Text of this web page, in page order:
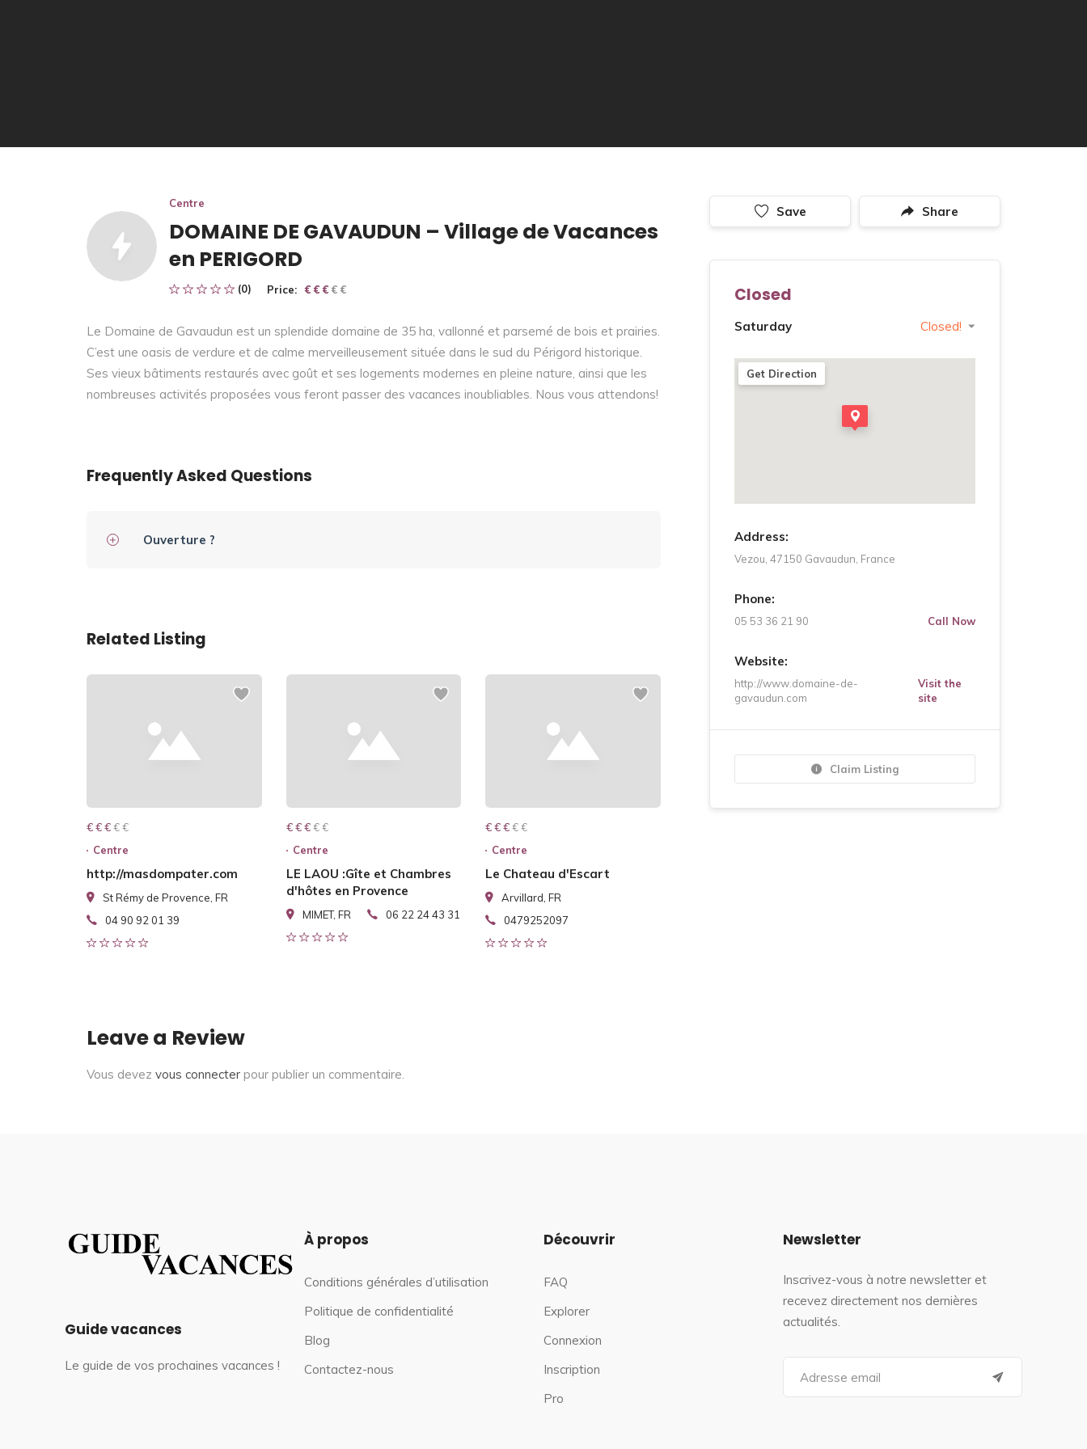
Centre
DOMAINE DE GAVAUDUN – Village de Vacances
en PERIGORD
(0) Price: € € € € €
€ € €
Le Domaine de Gavaudun est un splendide domaine de 35 ha, vallonné et parsemé de bois et prairies.
C’est une oasis de verdure et de calme merveilleusement située dans le sud du Périgord historique.
Ses vieux bâtiments restaurés avec goût et ses logements modernes en pleine nature, ainsi que les
nombreuses activités proposées vous feront passer des vacances inoubliables. Nous vous attendons!
Frequently Asked Questions
Ouverture ?
Related Listing
€ € € € €
€ € €
Centre
http://masdompater.com
St Rémy de Provence, FR
04 90 92 01 39
€ € € € €
€ € €
Centre
LE LAOU :Gîte et Chambres
d'hôtes en Provence
MIMET, FR 06 22 24 43 31
€ € € € €
€ € €
Centre
Le Chateau d'Escart
Arvillard, FR
0479252097
Leave a Review
Vous devez vous connecter pour publier un commentaire.
Save Share
Closed
Saturday Closed!
Get Direction
Address:
Vezou, 47150 Gavaudun, France
Phone:
05 53 36 21 90 Call Now
Website:
http://www.domaine-de-
gavaudun.com
Visit the
site
Claim Listing
Guide vacances
Le guide de vos prochaines vacances !
À propos
Conditions générales d’utilisation
Politique de confidentialité
Blog
Contactez-nous
Découvrir
FAQ
Explorer
Connexion
Inscription
Pro
Newsletter
Inscrivez-vous à notre newsletter et
recevez directement nos dernières
actualités.
a